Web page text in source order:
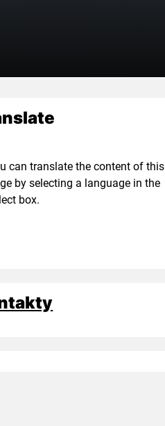
translate the content of this
selecting a language in the
box.